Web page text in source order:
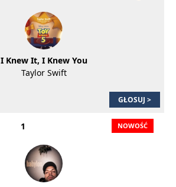
I Knew It, I Knew You
Taylor Swift
GŁOSUJ >
1